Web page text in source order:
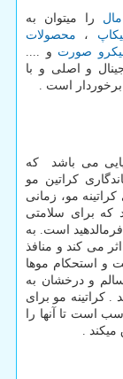
مال را میتوان به
، محصولات
صورت و ....
و اصلی و با
برخوردار است .
می باشد که
کراتین مو
کراتینه مو، زمانی
که برای سلامتی
است. به
می کند و منافذ
و استحکام موها
و درخشان به
تا 6 ماه می باشد . کراتینه مو برای
است تا آنها را
میکند .